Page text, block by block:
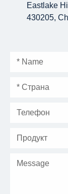
Eastlake
430205,